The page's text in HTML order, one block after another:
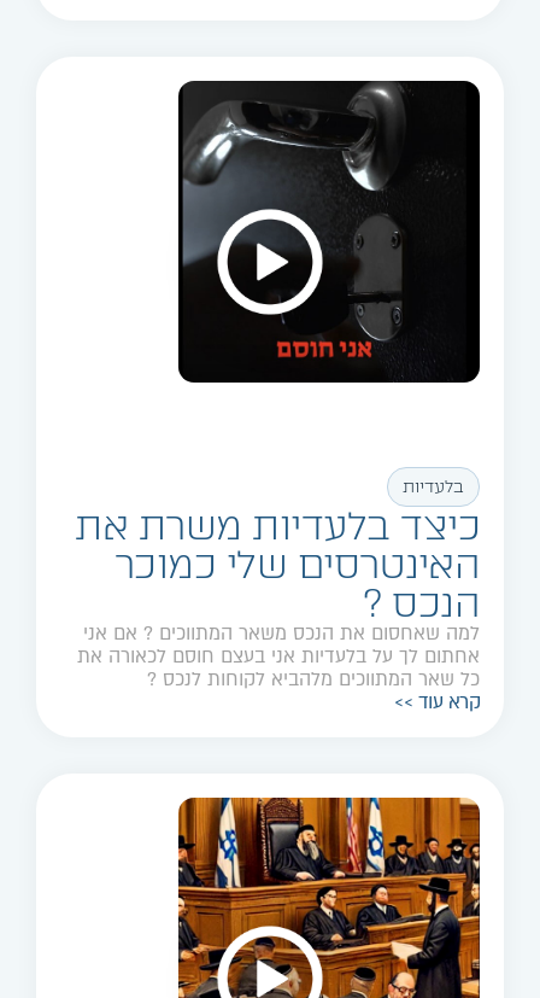
בלעדיות
כיצד בלעדיות משרת את
האינטרסים שלי כמוכר
הנכס ?
למה שאחסום את הנכס משאר המתווכים ? אם אני
אחתום לך על בלעדיות אני בעצם חוסם לכאורה את
כל שאר המתווכים מלהביא לקוחות לנכס ?
קרא עוד >>